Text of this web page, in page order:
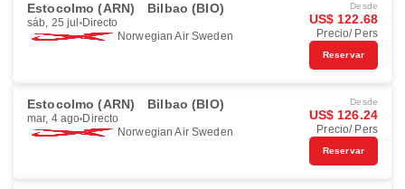
Estocolmo (ARN) Bilbao (BIO)
sáb, 25 jul Directo
Norwegian Air Sweden
Desde
US$ 122.68
Precio/ Pers
Reservar
Estocolmo (ARN) Bilbao (BIO)
mar, 4 ago Directo
Norwegian Air Sweden
Desde
US$ 126.24
Precio/ Pers
Reservar